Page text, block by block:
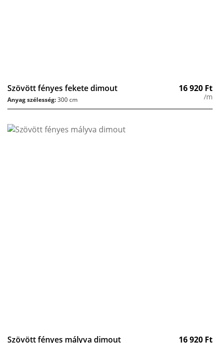
Szövött fényes fekete dimout 16 920 Ft
/m
Anyag szélesség:300 cm
Szövött fényes mályva dimout 16 920 Ft